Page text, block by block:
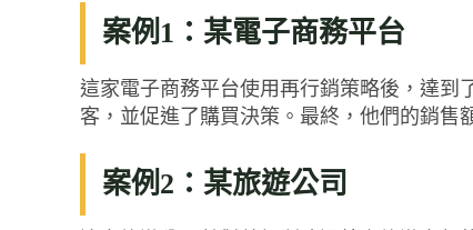
案例1：某電子商務平台
這家電子商務平台使用再行銷策略後，達到
客，並促進了購買決策。最終，他們的銷售
案例2：某旅遊公司